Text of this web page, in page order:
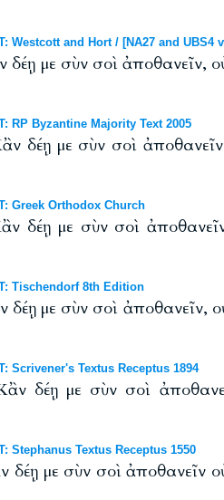
Westcott and Hort / [NA27 and UBS4
δέῃ με σὺν σοὶ ἀποθανεῖν,
RP Byzantine Majority Text 2005
δέῃ με σὺν σοὶ
Greek Orthodox Church
δέῃ με σὺν σοὶ
Tischendorf 8th Edition
δέῃ με σὺν σοὶ
Scrivener's Textus Receptus 1894
δέῃ με σὺν σοὶ
Stephanus Textus Receptus 1550
δέῃ με σὺν σοὶ ἀποθανεῖν